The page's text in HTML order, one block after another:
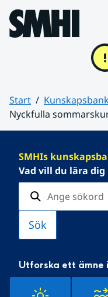
Hoppa till sidans innehåll
Start
Nyckfulla
SMHIs
Vad vill du lära dig
Utforska ett ämne